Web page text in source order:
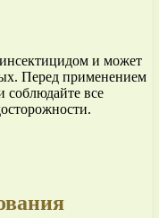
и может
Перед применением
соблюдайте все